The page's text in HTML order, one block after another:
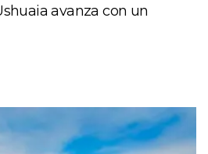
avanza con un